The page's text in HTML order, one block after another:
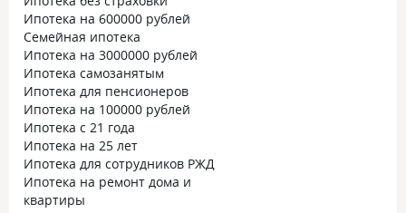
Ипотека на 600000 рублей
Семейная ипотека
Ипотека на 3000000 рублей
Ипотека самозанятым
Ипотека для пенсионеров
Ипотека на 100000 рублей
Ипотека с 21 года
Ипотека на 25 лет
Ипотека для сотрудников РЖД
Ипотека на ремонт дома и
квартиры